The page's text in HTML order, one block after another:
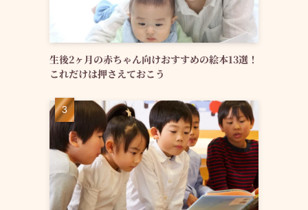
生後2ヶ月の赤ちゃん向けおすすめの絵本13選！
これだけは押さえておこう